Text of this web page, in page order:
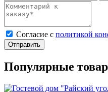
Cогласие с политикой
Отправить
Популярные